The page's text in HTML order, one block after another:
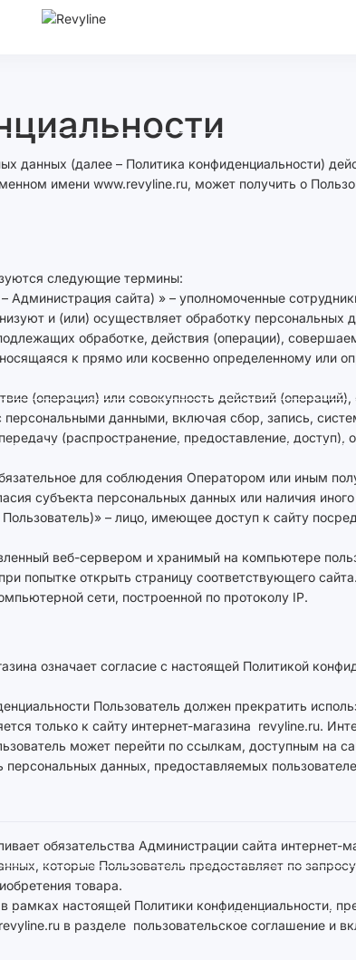
данных (далее – Политика конфиденциальности)
имени www.revyline.ru, может получить о
следующие термины:
Администрация сайта) » – уполномоченные
и (или) осуществляет обработку персональных
обработке, действия (операции),
к прямо или косвенно определенному или
(операция) или совокупность действий
персональными данными, включая сбор, запись,
(распространение, предоставление, доступ),
для соблюдения Оператором или иным
субъекта персональных данных или наличия
– лицо, имеющее доступ к сайту
веб-сервером и хранимый на компьютере
попытке открыть страницу соответствующего сайта.
сети, построенной по протоколу IP.
означает согласие с настоящей Политикой
Пользователь должен прекратить
только к сайту интернет-магазина revyline.ru.
может перейти по ссылкам, доступным на
данных, предоставляемых
обязательства Администрации сайта
которые Пользователь предоставляет по
товара.
настоящей Политики конфиденциальности,
в разделе пользовательское соглашение